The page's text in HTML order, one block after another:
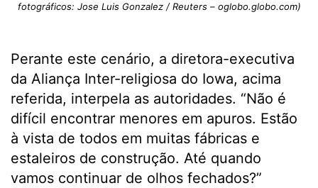
fotográficos: Jose Luis Gonzalez / Reuters – oglobo.globo.com)
Perante este cenário, a diretora-executiva
da Aliança Inter-religiosa do Iowa, acima
referida, interpela as autoridades. “Não é
difícil encontrar menores em apuros. Estão
à vista de todos em muitas fábricas e
estaleiros de construção. Até quando
vamos continuar de olhos fechados?”